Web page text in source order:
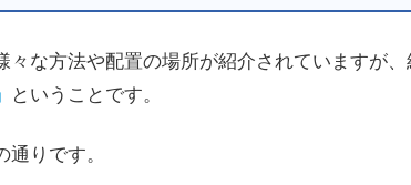
々な方法や配置の場所が紹介されていますが、
ということです。
通りです。